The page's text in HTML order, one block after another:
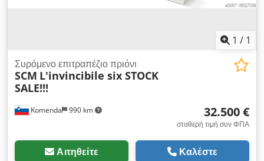
1 / 1
Komenda 990 km
Συρόμενο επιτραπέζιο πριόνι
SCM L'invincibile six STOCK
SALE!!!
32.500 €
σταθερή τιμή συν ΦΠΑ
Αιτηθείτε Καλέστε